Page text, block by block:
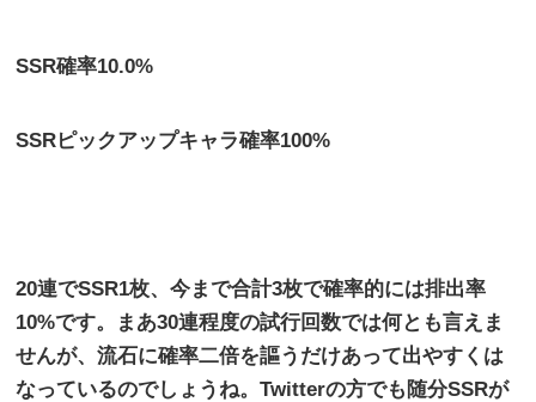
SSR確率10.0%
SSRピックアップキャラ確率100%
20連でSSR1枚、今まで合計3枚で確率的には排出率
10%です。まあ30連程度の試行回数では何とも言えま
せんが、流石に確率二倍を謳うだけあって出やすくは
なっているのでしょうね。Twitterの方でも随分SSRが